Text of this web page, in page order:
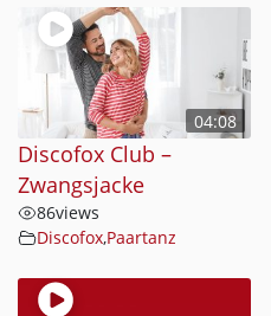
04:08
Discofox Club –
Zwangsjacke
86views
Discofox,Paartanz